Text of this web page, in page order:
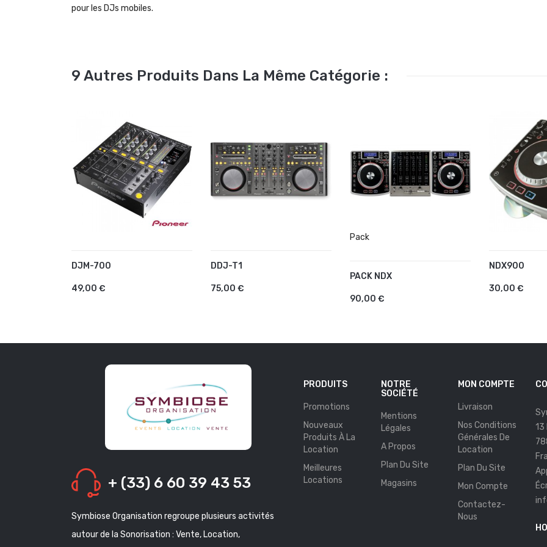
pour les DJs mobiles.
9 Autres Produits Dans La Même Catégorie :
DJM-700
49,00 €
AJOUTER AU PANIER DDJ-T1
75,00 €
AJOUTER AU PANIER
Pack
PACK NDX
90,00 €
AJOUTER AU PANIER
NDX900
30,00 €
AJOUTER
+ (33) 6 60 39 43 53
Symbiose Organisation regroupe plusieurs activités
autour de la Sonorisation : Vente, Location,
PRODUITS
Promotions
Nouveaux
Produits À La
Location
Meilleures
Locations
NOTRE
SOCIÉTÉ
Mentions
Légales
A Propos
Plan Du Site
Magasins
MON COMPTE
Livraison
Nos Conditions
Générales De
Location
Plan Du Site
Mon Compte
Contactez-
Nous